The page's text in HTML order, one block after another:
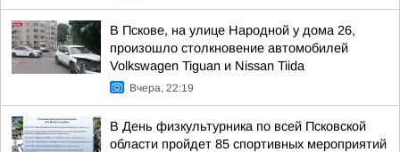
В Пскове, на улице Народной у дома 26,
произошло столкновение автомобилей
Volkswagen Tiguan и Nissan Tiida
Вчера, 22:19
В День физкультурника по всей Псковской
области пройдет 85 спортивных мероприятий